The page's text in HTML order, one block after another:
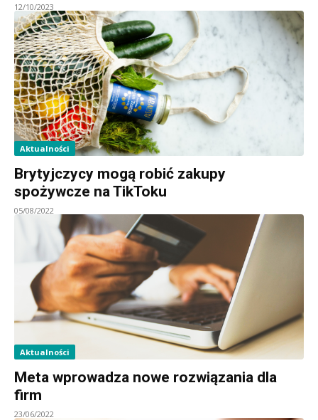
12/10/2023
Aktualności
Brytyjczycy mogą robić zakupy
spożywcze na TikToku
05/08/2022
Aktualności
Meta wprowadza nowe rozwiązania dla
firm
23/06/2022